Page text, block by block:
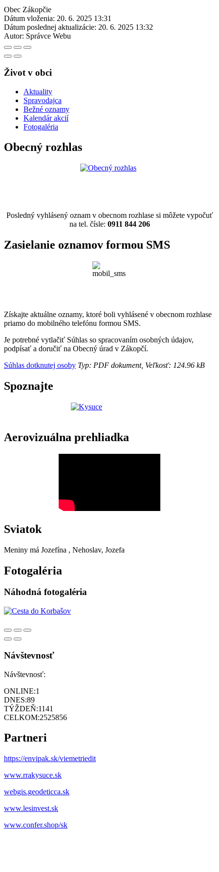
Obec Zákopčie
Dátum vloženia: 20. 6. 2025 13:31
Dátum poslednej aktualizácie: 20. 6. 2025 13:32
Autor: Správce Webu
Život v obci
Aktuality
Spravodajca
Bežné oznamy
Kalendár akcií
Fotogaléria
Obecný rozhlas
Posledný vyhlásený oznam v obecnom rozhlase si môžete vypočuť
na tel. čísle: 0911 844 206
Zasielanie oznamov formou SMS
Získajte aktuálne oznamy, ktoré boli vyhlásené v obecnom rozhlase
priamo do mobilného telefónu formou SMS.
Je potrebné vytlačiť Súhlas so spracovaním osobných údajov,
podpísať a doručiť na Obecný úrad v Zákopčí.
Súhlas dotknutej osoby Typ: PDF dokument, Veľkosť: 124.96 kB
Spoznajte
Aerovizuálna prehliadka
Sviatok
Meniny má Jozefína , Nehoslav, Jozefa
Fotogaléria
Náhodná fotogaléria
Návštevnosť
Návštevnosť:
ONLINE:1
DNES:89
TÝŽDEŇ:1141
CELKOM:2525856
Partneri
https://envipak.sk/viemetriedit
www.rrakysuce.sk
webgis.geodeticca.sk
www.lesinvest.sk
www.confer.shop/sk